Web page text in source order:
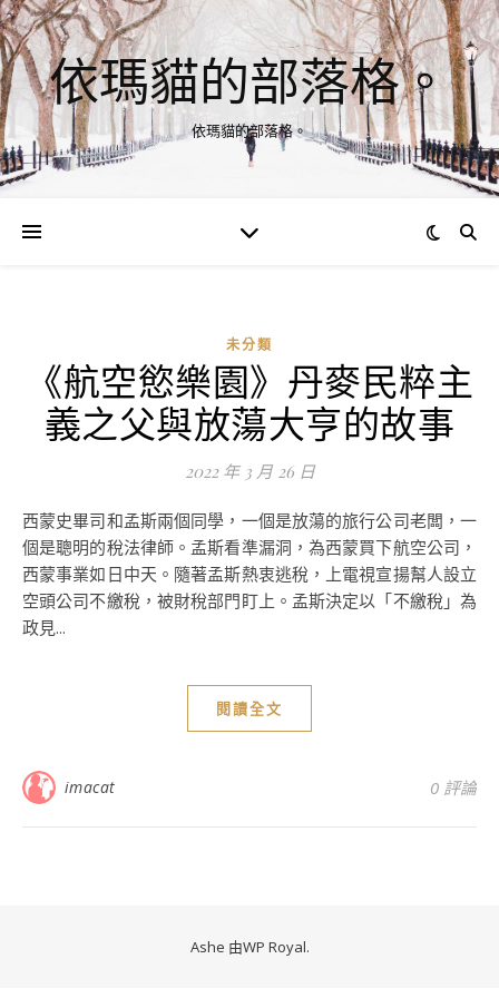
依瑪貓的部落格。
依瑪貓的部落格。
未分類
《航空慾樂園》丹麥民粹主
義之父與放蕩大亨的故事
2022 年 3 月 26 日
西蒙史畢司和孟斯兩個同學，一個是放蕩的旅行公司老闆，一
個是聰明的稅法律師。孟斯看準漏洞，為西蒙買下航空公司，
西蒙事業如日中天。隨著孟斯熱衷逃稅，上電視宣揚幫人設立
空頭公司不繳稅，被財稅部門盯上。孟斯決定以「不繳稅」為
政見...
閱讀全文
imacat 0 評論
Ashe 由WP Royal.